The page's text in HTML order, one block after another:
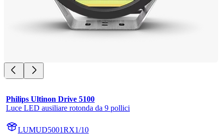
Philips Ultinon Drive 5100
Luce LED ausiliare rotonda da 9 pollici
LUMUD5001RX1/10